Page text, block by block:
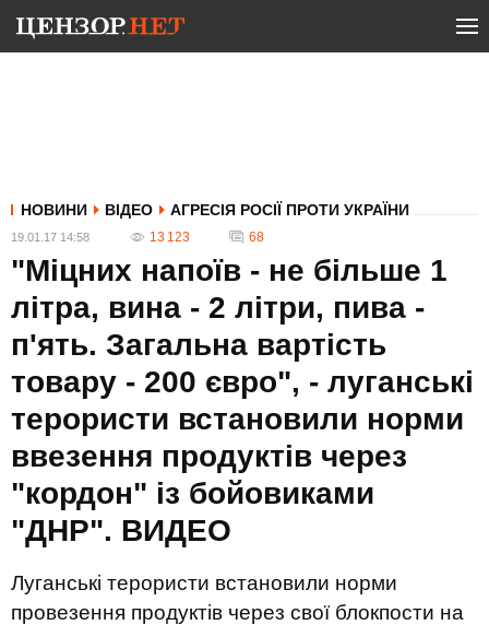
НОВИНИ ВІДЕО АГРЕСІЯ РОСІЇ ПРОТИ УКРАЇНИ
19.01.17 14:58 13 123 68
"Міцних напоїв - не більше 1
літра, вина - 2 літри, пива -
п'ять. Загальна вартість
товару - 200 євро", - луганські
терористи встановили норми
ввезення продуктів через
"кордон" із бойовиками
"ДНР". ВИДЕО
Луганські терористи встановили норми
провезення продуктів через свої блокпости на